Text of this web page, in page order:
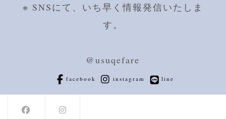
※ SNSにて、いち早く情報発信いたしま
す。
@usuqefare
facebook instagram line